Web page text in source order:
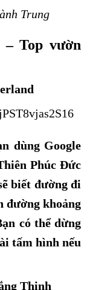
Trung
– Top vườn
dùng Google
Phúc Đức
biết đường đi
đường khoảng
có thể dừng
tấm hình nếu
Thịnh